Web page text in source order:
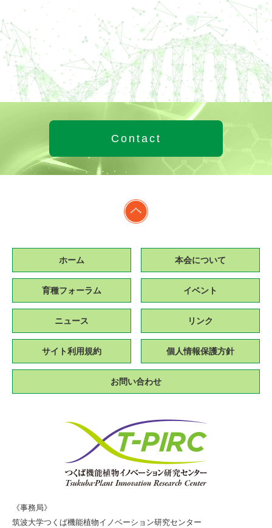
Contact
ホーム 本会について
育種フォーラム イベント
ニュース リンク
サイト利用規約 個人情報保護方針
お問い合わせ
《事務局》
筑波大学つくば機能植物イノベーション研究センター